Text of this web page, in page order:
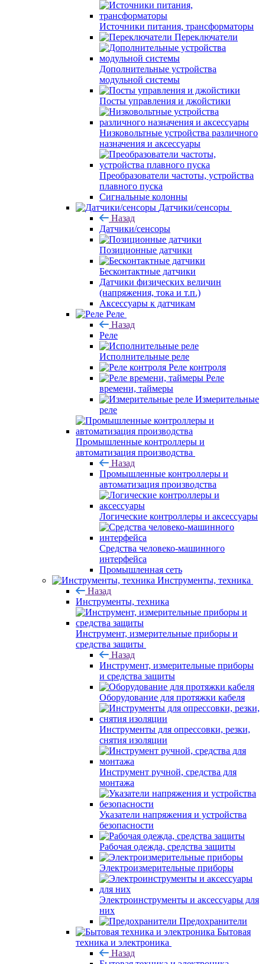
Источники питания, трансформаторы
Переключатели
Дополнительные устройства
модульной системы
Посты управления и джойстики
Низковольтные устройства различного
назначения и аксессуары
Преобразователи частоты, устройства
плавного пуска
Сигнальные колонны
Датчики/сенсоры
Назад
Датчики/сенсоры
Позиционные датчики
Бесконтактные датчики
Датчики физических величин
(напряжения, тока и т.п.)
Аксессуары к датчикам
Реле
Назад
Реле
Исполнительные реле
Реле контроля
Реле
времени, таймеры
Измерительные
реле
Промышленные контроллеры и
автоматизация производства
Назад
Промышленные контроллеры и
автоматизация производства
Логические контроллеры и аксессуары
Средства человеко-машинного
интерфейса
Промышленная сеть
Инструменты, техника
Назад
Инструменты, техника
Инструмент, измерительные приборы и
средства защиты
Назад
Инструмент, измерительные приборы
и средства защиты
Оборудование для протяжки кабеля
Инструменты для опрессовки, резки,
снятия изоляции
Инструмент ручной, средства для
монтажа
Указатели напряжения и устройства
безопасности
Рабочая одежда, средства защиты
Электроизмерительные приборы
Электроинструменты и аксессуары для
них
Предохранители
Бытовая
техника и электроника
Назад